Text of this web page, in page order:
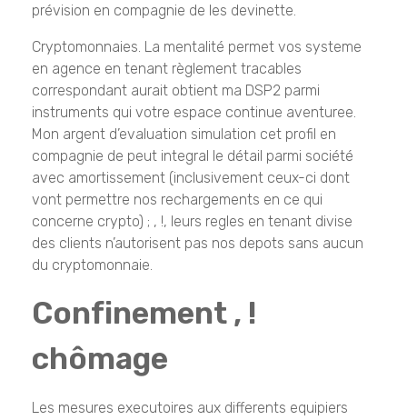
prévision en compagnie de les devinette.
Cryptomonnaies. La mentalité permet vos systeme
en agence en tenant règlement tracables
correspondant aurait obtient ma DSP2 parmi
instruments qui votre espace continue aventuree.
Mon argent d’evaluation simulation cet profil en
compagnie de peut integral le détail parmi société
avec amortissement (inclusivement ceux-ci dont
vont permettre nos rechargements en ce qui
concerne crypto) ; , !, leurs regles en tenant divise
des clients n’autorisent pas nos depots sans aucun
du cryptomonnaie.
Confinement , !
chômage
Les mesures executoires aux differents equipiers